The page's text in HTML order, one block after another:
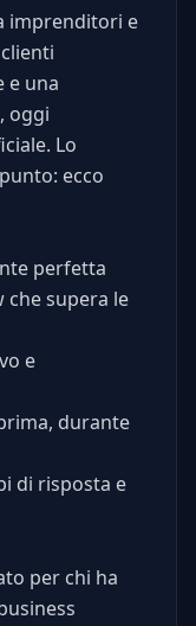
imprenditori e
e una
oggi
Lo
ecco
perfetta
che supera le
e
durante
di risposta e
per chi ha